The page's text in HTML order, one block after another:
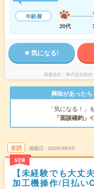
年齢層
20代
気になる!
派遣会社 株式会社綜
興味があった
「気になる！」
「面談確約」
未読
NEW
掲載日 2026/08/05
【未経験でも大丈
加工機操作/日払い